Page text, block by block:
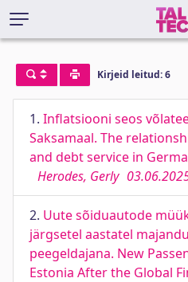
Kirjeid leitud: 6
1. Inflatsiooni seos
Saksamaal. The
and debt service in
Herodes, Gerly
2. Uute sõiduautode
järgsetel aastatel
peegeldajana. New
Estonia After the Global